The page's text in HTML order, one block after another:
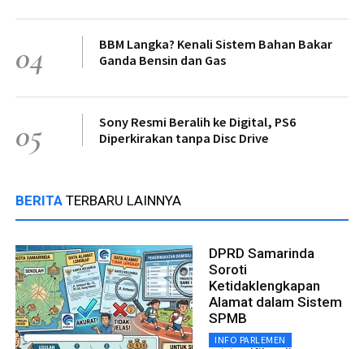
04
BBM Langka? Kenali Sistem Bahan Bakar
Ganda Bensin dan Gas
05
Sony Resmi Beralih ke Digital, PS6
Diperkirakan tanpa Disc Drive
BERITA TERBARU LAINNYA
DPRD Samarinda
Soroti
Ketidaklengkapan
Alamat dalam Sistem
SPMB
INFO PARLEMEN